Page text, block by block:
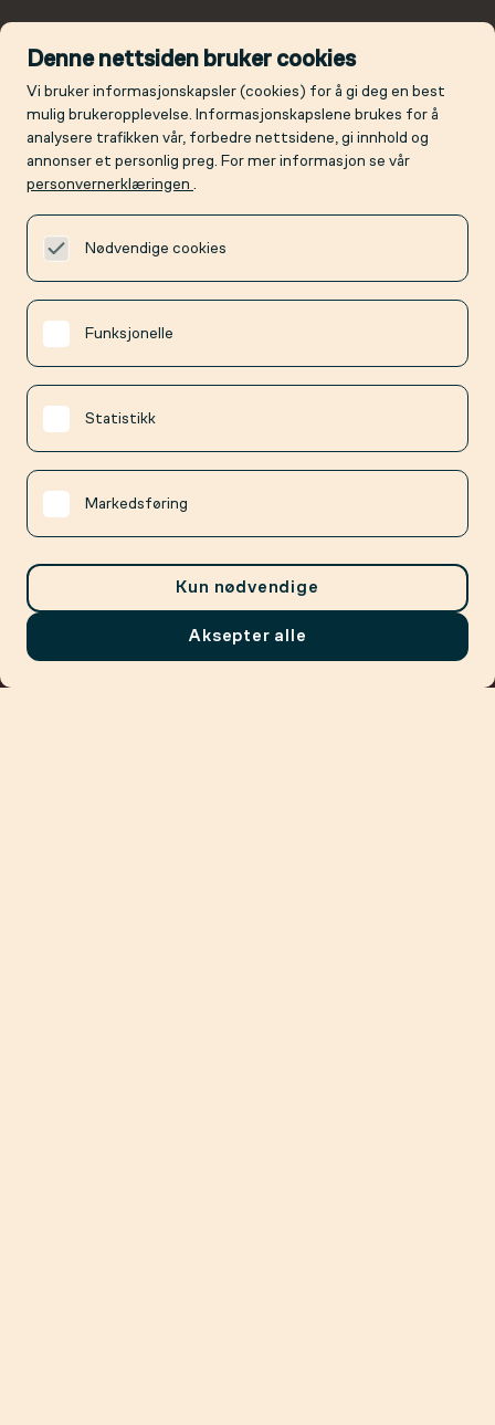
Meny
Denne nettsiden bruker cookies
Vi bruker informasjonskapsler (cookies) for å gi deg en best
mulig brukeropplevelse. Informasjonskapslene brukes for å
analysere trafikken vår, forbedre nettsidene, gi innhold og
annonser et personlig preg. For mer informasjon se vår
personvernerklæringen .
Nødvendige cookies
Funksjonelle
Statistikk
Markedsføring
Kun nødvendige
Aksepter alle